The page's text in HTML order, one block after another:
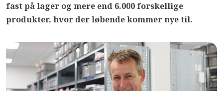
fast på lager og mere end 6.000 forskellige
produkter, hvor der løbende kommer nye til.